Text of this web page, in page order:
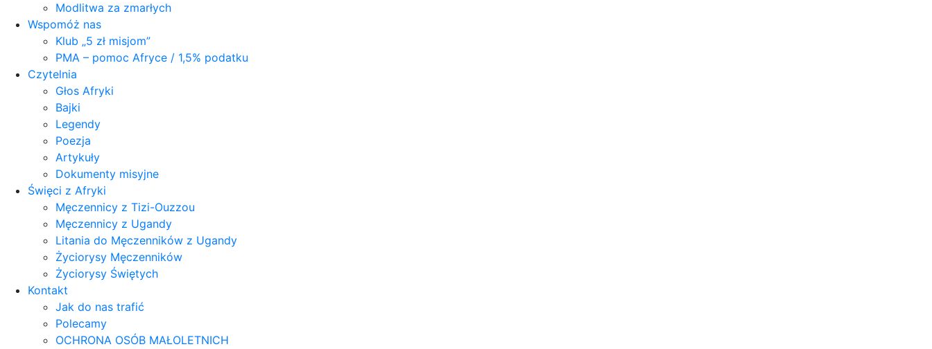
Modlitwa za zmarłych
Wspomóż nas
Klub „5 zł misjom”
PMA – pomoc Afryce / 1,5% podatku
Czytelnia
Głos Afryki
Bajki
Legendy
Poezja
Artykuły
Dokumenty misyjne
Święci z Afryki
Męczennicy z Tizi-Ouzzou
Męczennicy z Ugandy
Litania do Męczenników z Ugandy
Życiorysy Męczenników
Życiorysy Świętych
Kontakt
Jak do nas trafić
Polecamy
OCHRONA OSÓB MAŁOLETNICH